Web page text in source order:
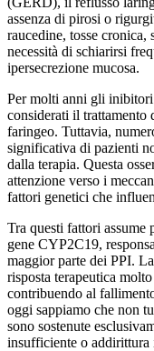
assenza di pirosi o
raucedine, tosse cronica,
necessità di schiarirsi
ipersecrezione mucosa.
Per molti anni gli
considerati il
faringeo. Tuttavia,
significativa di pazienti
dalla terapia. Questa
attenzione verso i
fattori genetici che
Tra questi fattori
gene CYP2C19,
maggior parte dei PPI.
risposta terapeutica
contribuendo al
oggi sappiamo che non
sono sostenute
insufficiente o addirittura